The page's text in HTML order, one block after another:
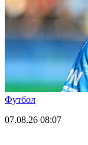
Футбол
07.08.26 08:07